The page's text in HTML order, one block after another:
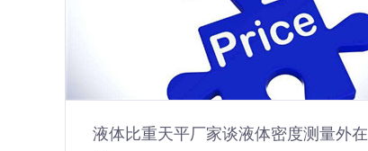
液体比重天平厂家谈液体密度测量外在